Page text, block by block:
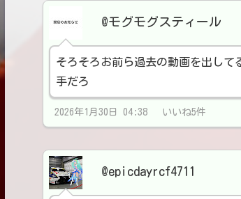
@モグモグスティール
そろそろお前ら過去の動画を出し
手だろ
2026年1月30日 04:38 いいね5件
@epicdayrcf4711